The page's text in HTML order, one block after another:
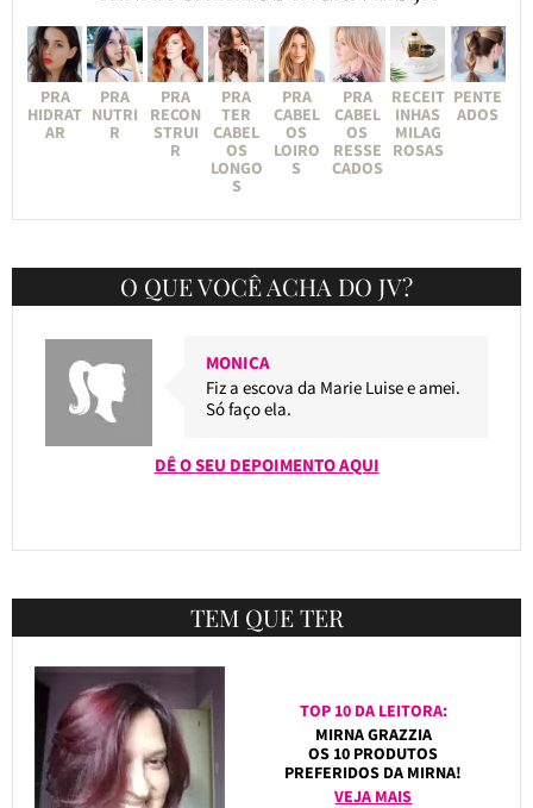
PRA
HIDRAT
AR
PRA
NUTRI
R
PRA
RECON
STRUI
R
PRA
TER
CABEL
OS
LONGO
S
PRA
CABEL
OS
LOIRO
S
PRA
CABEL
OS
RESSE
CADOS
RECEIT
INHAS
MILAG
ROSAS
PENTE
ADOS
O QUE VOCÊ ACHA DO JV?
MONICA
Fiz a escova da Marie Luise e amei.
Só faço ela.
DÊ O SEU DEPOIMENTO AQUI
TEM QUE TER
TOP 10 DA LEITORA:
MIRNA GRAZZIA
OS 10 PRODUTOS
PREFERIDOS DA MIRNA!
VEJA MAIS